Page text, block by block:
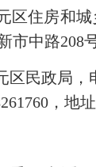
房和城
市中路208
政局，
，地